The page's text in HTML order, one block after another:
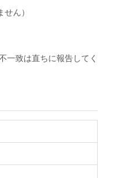
ん）
一致は直ちに報告してく